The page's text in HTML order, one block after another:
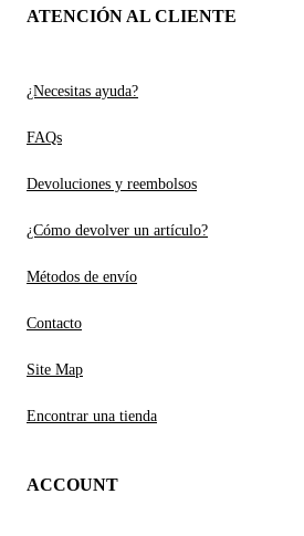
ATENCIÓN AL CLIENTE
¿Necesitas ayuda?
FAQs
Devoluciones y reembolsos
¿Cómo devolver un artículo?
Métodos de envío
Contacto
Site Map
Encontrar una tienda
ACCOUNT